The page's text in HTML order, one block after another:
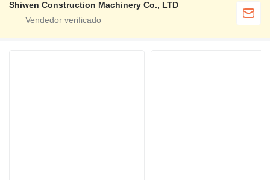
Shiwen Construction Machinery Co., LTD